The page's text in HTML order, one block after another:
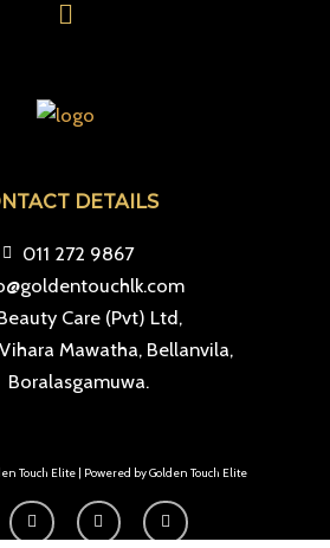
DETAILS
011 272 9867
Care (Pvt) Ltd,
Mawatha, Bellanvila,
Boralasgamuwa.
Touch Elite | Powered by Golden Touch Elite
n
s
i
k
o
u